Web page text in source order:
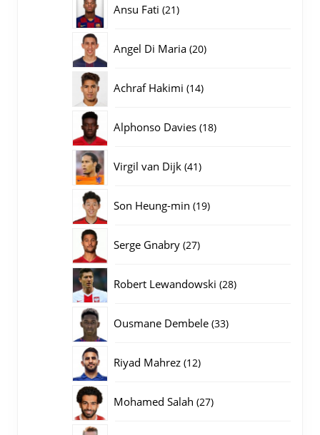
Ansu Fati 2121
Angel Di Maria 2020
Achraf Hakimi 1414
Alphonso Davies 1818
Virgil van Dijk 4141
Son Heung-min 1919
Serge Gnabry 2727
Robert Lewandowski 2828
Ousmane Dembele 3333
Riyad Mahrez 1212
Mohamed Salah 2727